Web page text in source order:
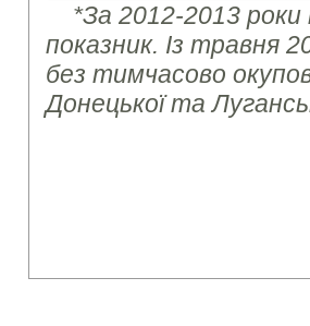
*За 2012-2013 роки
показник. Із травня
без тимчасово
Донецької та